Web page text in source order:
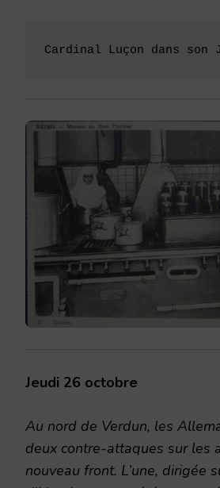
Cardinal Luçon dans son
Jeudi 26 octobre
Au nord de Verdun, les
deux contre-attaques sur les
nouveau front. L’une, dirigée